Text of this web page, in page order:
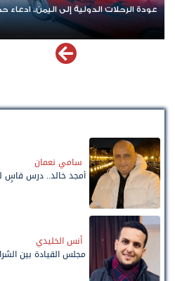
عودة الرحلات الدولية إلى اليمن..
سامي نعمان
أمجد خالد.. درس قاسٍ
أنس الخليدي
مجلس القيادة بين